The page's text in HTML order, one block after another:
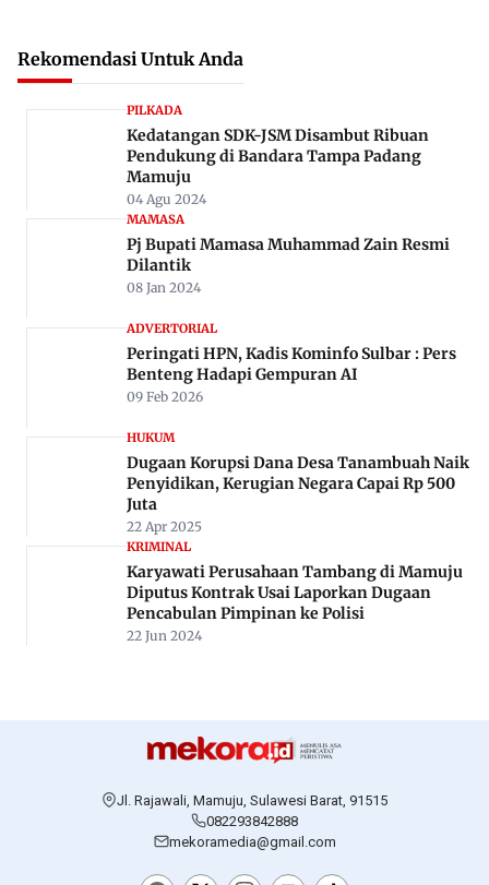
Rekomendasi Untuk Anda
PILKADA
Kedatangan SDK-JSM Disambut Ribuan
Pendukung di Bandara Tampa Padang
Mamuju
04 Agu 2024
MAMASA
Pj Bupati Mamasa Muhammad Zain Resmi
Dilantik
08 Jan 2024
ADVERTORIAL
Peringati HPN, Kadis Kominfo Sulbar : Pers
Benteng Hadapi Gempuran AI
09 Feb 2026
HUKUM
Dugaan Korupsi Dana Desa Tanambuah Naik
Penyidikan, Kerugian Negara Capai Rp 500
Juta
22 Apr 2025
KRIMINAL
Karyawati Perusahaan Tambang di Mamuju
Diputus Kontrak Usai Laporkan Dugaan
Pencabulan Pimpinan ke Polisi
22 Jun 2024
Jl. Rajawali, Mamuju, Sulawesi Barat, 91515
082293842888
mekoramedia@gmail.com